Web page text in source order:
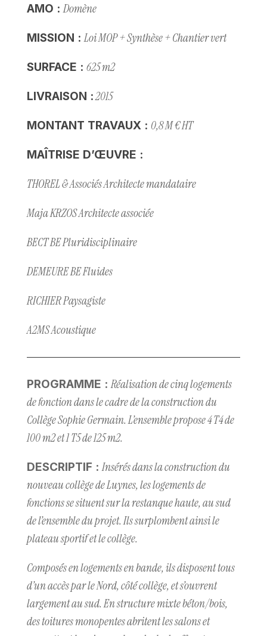
AMO : Domène
MISSION : Loi MOP + Synthèse + Chantier vert
SURFACE : 625 m2
LIVRAISON :2015
MONTANT TRAVAUX : 0,8 M € HT
MAÎTRISE D’ŒUVRE :
THOREL & Associés Architecte mandataire
Maja KRZOS Architecte associée
BECT BE Pluridisciplinaire
DEMEURE BE Fluides
RICHIER Paysagiste
A2MS Acoustique
PROGRAMME :Réalisation de cinq logements
de fonction dans le cadre de la construction du
Collège Sophie Germain. L’ensemble propose 4 T4 de
100 m2 et 1 T5 de 125 m2.
DESCRIPTIF :Insérés dans la construction du
nouveau collège de Luynes, les logements de
fonctions se situent sur la restanque haute, au sud
de l’ensemble du projet. Ils surplombent ainsi le
plateau sportif et le collège.
Composés en logements en bande, ils disposent tous
d’un accès par le Nord, côté collège, et s’ouvrent
largement au sud. En structure mixte béton/bois,
des toitures monopentes abritent les salons et